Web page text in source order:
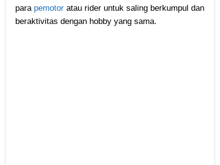
para pemotor atau rider untuk saling berkumpul dan
beraktivitas dengan hobby yang sama.